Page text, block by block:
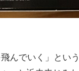
んでいく」とい